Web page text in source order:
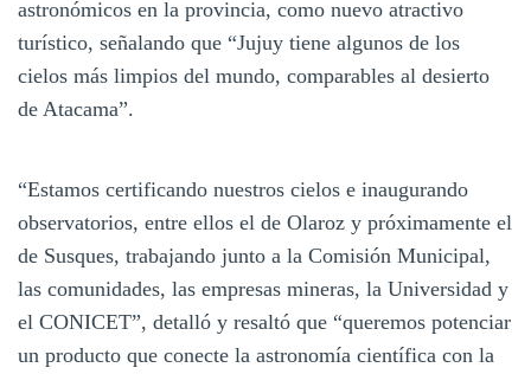
astronómicos en la provincia, como nuevo atractivo
turístico, señalando que “Jujuy tiene algunos de los
cielos más limpios del mundo, comparables al desierto
de Atacama”.
“Estamos certificando nuestros cielos e inaugurando
observatorios, entre ellos el de Olaroz y próximamente el
de Susques, trabajando junto a la Comisión Municipal,
las comunidades, las empresas mineras, la Universidad y
el CONICET”, detalló y resaltó que “queremos potenciar
un producto que conecte la astronomía científica con la